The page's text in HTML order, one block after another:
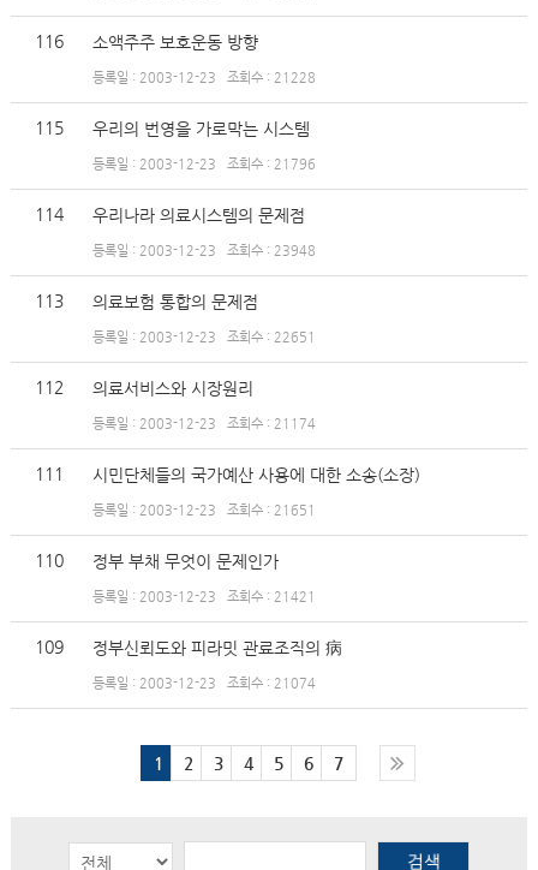
116 소액주주 보호운동 방향
등록일 : 2003-12-23 조회수 : 21228
115 우리의 번영을 가로막는 시스템
등록일 : 2003-12-23 조회수 : 21796
114 우리나라 의료시스템의 문제점
등록일 : 2003-12-23 조회수 : 23948
113 의료보험 통합의 문제점
등록일 : 2003-12-23 조회수 : 22651
112 의료서비스와 시장원리
등록일 : 2003-12-23 조회수 : 21174
111 시민단체들의 국가예산 사용에 대한 소송(소장)
등록일 : 2003-12-23 조회수 : 21651
110 정부 부채 무엇이 문제인가
등록일 : 2003-12-23 조회수 : 21421
109 정부신뢰도와 피라밋 관료조직의 病
등록일 : 2003-12-23 조회수 : 21074
1 2 3 4 5 6 7